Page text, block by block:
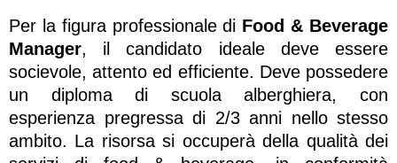
Per la figura professionale di Food & Beverage
Manager, il candidato ideale deve essere
socievole, attento ed efficiente. Deve possedere
un diploma di scuola alberghiera, con
esperienza pregressa di 2/3 anni nello stesso
ambito. La risorsa si occuperà della qualità dei